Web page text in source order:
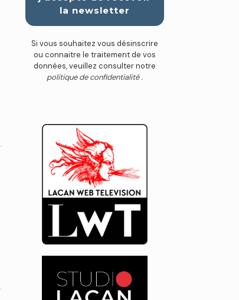
Si vous souhaitez vous désinscrire
ou connaitre le traitement de vos
données, veuillez consulter notre
politique de confidentialité .